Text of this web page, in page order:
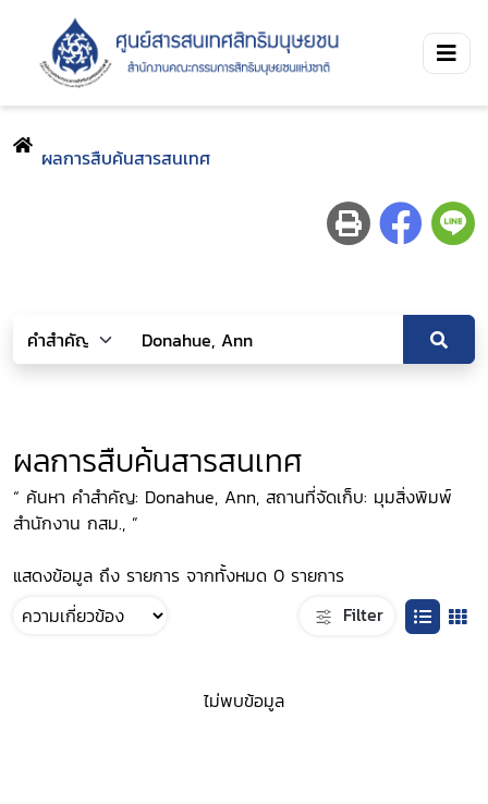
ผลการสืบค้นสารสนเทศ
ผลการสืบค้นสารสนเทศ
“ ค้นหา คำสำคัญ: Donahue, Ann, สถานที่จัดเก็บ: มุมสิ่งพิมพ์
สำนักงาน กสม., ”
แสดงข้อมูล ถึง รายการ จากทั้งหมด 0 รายการ
Filter
ไม่พบข้อมูล